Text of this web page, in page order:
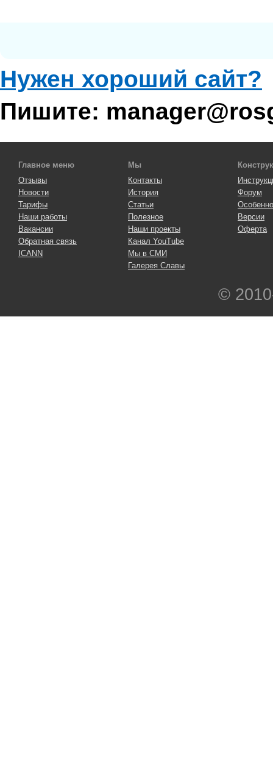
Нужен хороший сайт?
Пишите:
Главное меню
Отзывы
Новости
Тарифы
Наши работы
Вакансии
Обратная связь
ICANN
Мы
Контакты
История
Статьи
Полезное
Наши проекты
Канал YouTube
Мы в СМИ
Галерея Славы
Форум
Версии
Оферта
©